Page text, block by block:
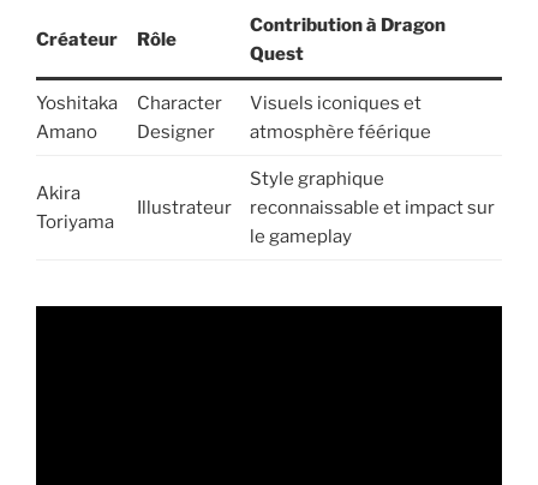
Créateur Rôle
Contribution à Dragon
Quest
Yoshitaka
Amano
Character
Designer
Visuels iconiques et
atmosphère féérique
Akira
Toriyama
Illustrateur
Style graphique
reconnaissable et impact sur
le gameplay